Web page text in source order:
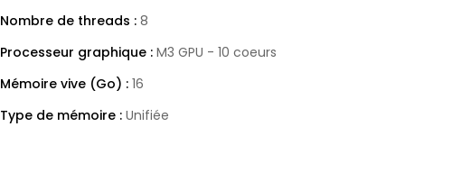
Nombre de threads : 8
Processeur graphique : M3 GPU - 10 coeurs
Mémoire vive (Go) : 16
Type de mémoire : Unifiée